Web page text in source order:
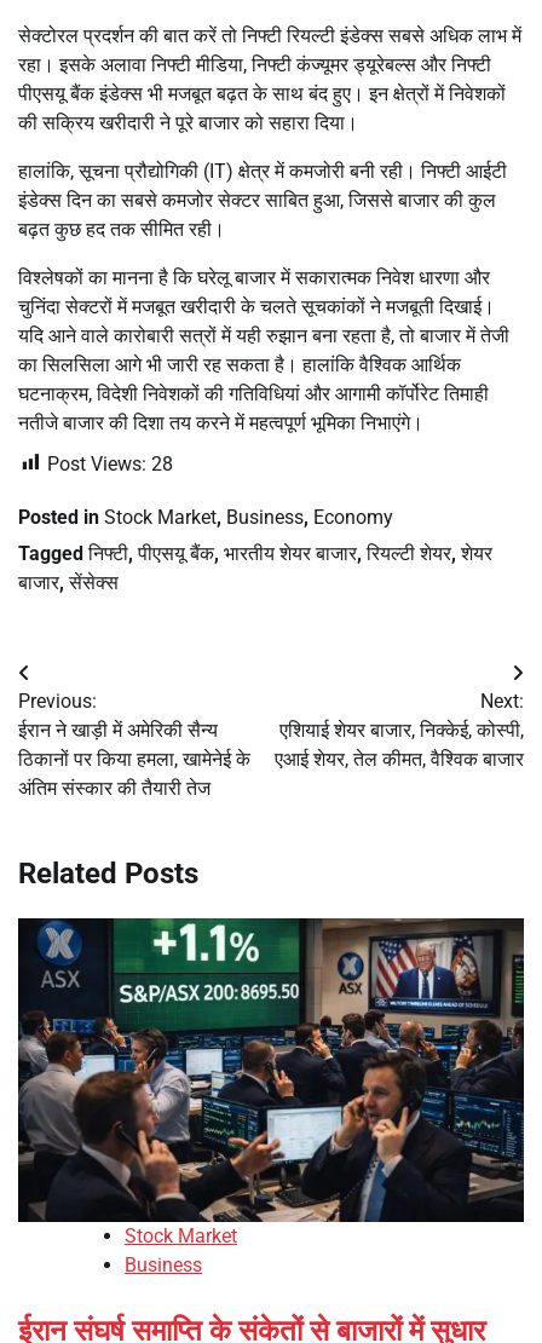
सेक्टोरल प्रदर्शन की बात करें तो निफ्टी रियल्टी इंडेक्स सबसे अधिक लाभ में
रहा। इसके अलावा निफ्टी मीडिया, निफ्टी कंज्यूमर ड्यूरेबल्स और निफ्टी
पीएसयू बैंक इंडेक्स भी मजबूत बढ़त के साथ बंद हुए। इन क्षेत्रों में निवेशकों
की सक्रिय खरीदारी ने पूरे बाजार को सहारा दिया।
हालांकि, सूचना प्रौद्योगिकी (IT) क्षेत्र में कमजोरी बनी रही। निफ्टी आईटी
इंडेक्स दिन का सबसे कमजोर सेक्टर साबित हुआ, जिससे बाजार की कुल
बढ़त कुछ हद तक सीमित रही।
विश्लेषकों का मानना है कि घरेलू बाजार में सकारात्मक निवेश धारणा और
चुनिंदा सेक्टरों में मजबूत खरीदारी के चलते सूचकांकों ने मजबूती दिखाई।
यदि आने वाले कारोबारी सत्रों में यही रुझान बना रहता है, तो बाजार में तेजी
का सिलसिला आगे भी जारी रह सकता है। हालांकि वैश्विक आर्थिक
घटनाक्रम, विदेशी निवेशकों की गतिविधियां और आगामी कॉर्पोरेट तिमाही
नतीजे बाजार की दिशा तय करने में महत्वपूर्ण भूमिका निभाएंगे।
Post Views: 28
Posted in Stock Market, Business, Economy
Taggedनिफ्टी,पीएसयू बैंक, भारतीय शेयर बाजार,रियल्टी शेयर,शेयर
बाजार,सेंसेक्स
Post
navigation
Previous:
ईरान ने खाड़ी में अमेरिकी सैन्य
ठिकानों पर किया हमला, खामेनेई के
अंतिम संस्कार की तैयारी तेज
Next:
एशियाई शेयर बाजार, निक्केई, कोस्पी,
एआई शेयर, तेल कीमत, वैश्विक बाजार
Related Posts
Stock Market
Business
ईरान संघर्ष समाप्ति के संकेतों से बाजारों में सुधार